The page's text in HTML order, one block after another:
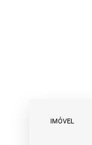
IMÓVEL